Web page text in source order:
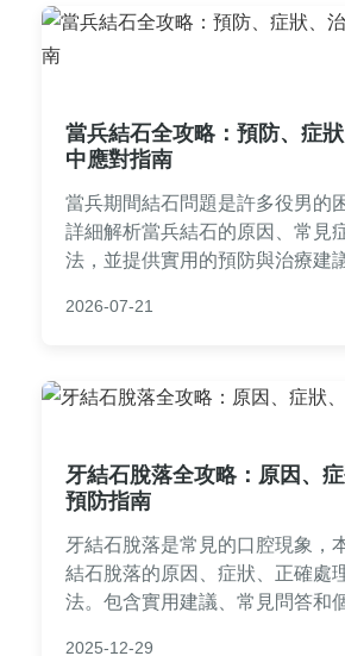
當兵結石全攻略：預防、症
中應對指南
當兵期間結石問題是許多役男的
詳細解析當兵結石的原因、常見
法，並提供實用的預防與治療建
答，幫助你從入伍前到服役期間
考。
2026-07-21
牙結石脫落全攻略：原因、
預防指南
牙結石脫落是常見的口腔現象，
結石脫落的原因、症狀、正確處
法。包含實用建議、常見問答和
2025-12-29